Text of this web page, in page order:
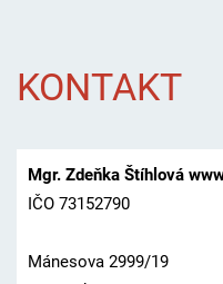
KONTAKT
Mgr. Zdeňka Štíhlová
IČO 73152790
Mánesova 2999/19